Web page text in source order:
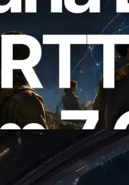
Slot API
API